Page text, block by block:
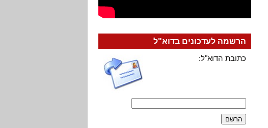
הרשמה לעדכונים בדוא"ל
כתובת הדוא"ל: